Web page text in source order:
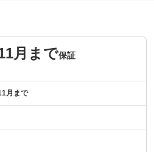
月まで保証
月まで